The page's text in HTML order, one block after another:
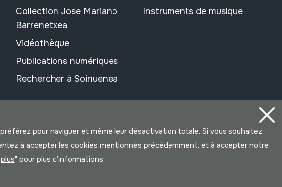
Collection Jose Mariano
Barrenetxea
Vidéothèque
Publications numériques
Rechercher à Soinuenea
Instruments de musique
pour naviguer et même leur désactivation totale. Si vous souhaitez
à accepter les cookies mentionnés précédemment, et à accepter notre
" pour plus d’informations.